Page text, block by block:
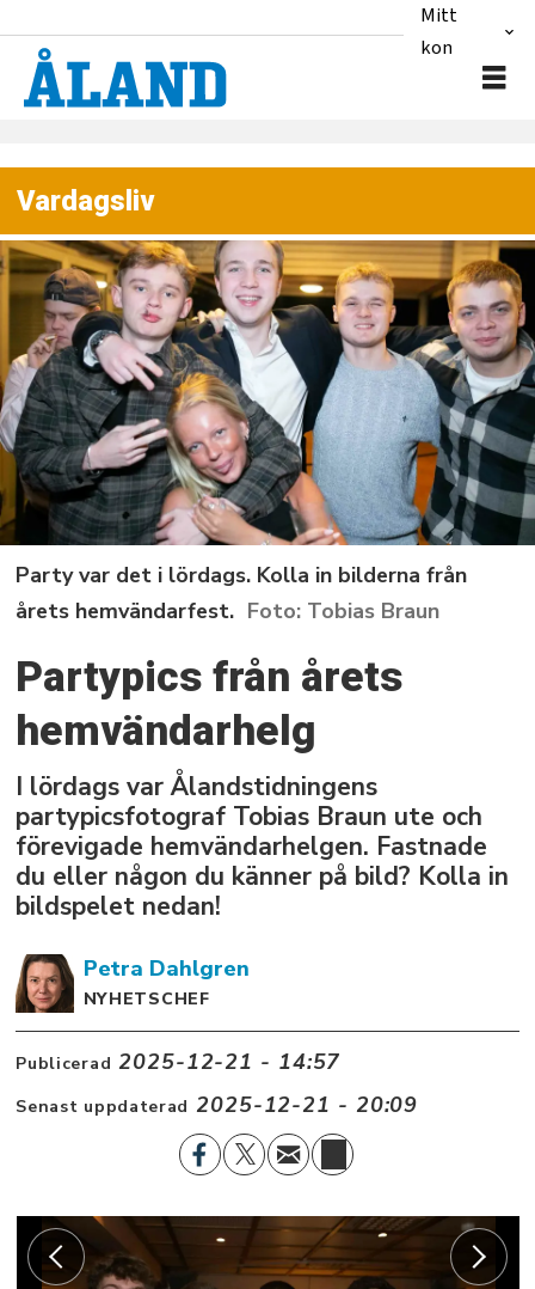
Mitt
konto
Vardagsliv
Party var det i lördags. Kolla in bilderna från
årets hemvändarfest.
Tobias Braun
Partypics från årets
hemvändarhelg
I lördags var Ålandstidningens
partypicsfotograf Tobias Braun ute och
förevigade hemvändarhelgen. Fastnade
du eller någon du känner på bild? Kolla in
bildspelet nedan!
Petra Dahlgren
NYHETSCHEF
Publicerad 2025-12-21 - 14:57
Senast uppdaterad 2025-12-21 - 20:09